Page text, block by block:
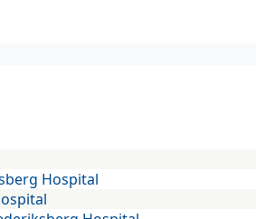
Hospital